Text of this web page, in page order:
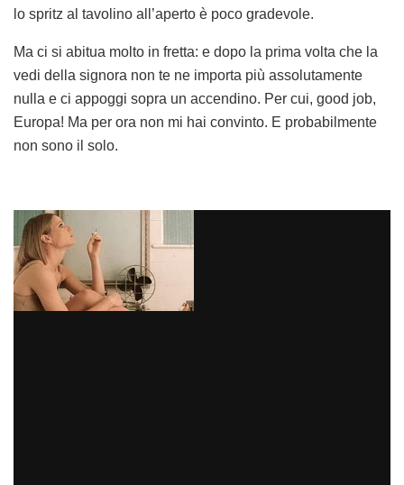
lo spritz al tavolino all’aperto è poco gradevole.
Ma ci si abitua molto in fretta: e dopo la prima volta che la
vedi della signora non te ne importa più assolutamente
nulla e ci appoggi sopra un accendino. Per cui, good job,
Europa! Ma per ora non mi hai convinto. E probabilmente
non sono il solo.